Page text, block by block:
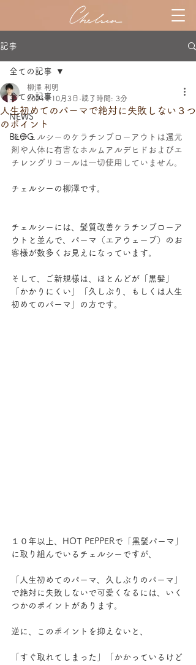
記事
全ての記事
NEWS
BLOG
全ての記事
人生初めてのパーマで絶対に失敗しない３つ
のポイント
柳澤 利明
2024年10月3日 読了時間: 3分
※チェルシーのケラチンブローアウトは還元
剤や人体に有害なホルムアルデヒドおよびエ
チレングリコールは一切使用していません。
チェルシーの柳澤です。
チェルシーには、髪質改善ケラチンブローア
ウトと並んで、パーマ（エアウェーブ）のお
客様が数多くお見えになっています。
そして、ご新規様は、ほとんどが「黒髪」
「かかりにくい」「久しぶり、もしくは人生
初めてのパーマ」の方です。
１０年以上、HOT PEPPERで「黒髪パーマ」
に取り組んでいるチェルシーですが、
「人生初めてのパーマ、久しぶりのパーマ」
で絶対に失敗しないで可愛くなるには、いく
つかのポイントがあります。
逆に、このポイントを抑えないと、
「すぐ取れてしまった」「かかっているけど